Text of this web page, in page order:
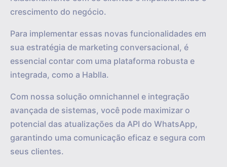
crescimento do negócio.
Para implementar essas novas funcionalidades em
sua estratégia de marketing conversacional, é
essencial contar com uma plataforma robusta e
integrada, como a Hablla.
Com nossa solução omnichannel e integração
avançada de sistemas, você pode maximizar o
potencial das atualizações da API do WhatsApp,
garantindo uma comunicação eficaz e segura com
seus clientes.